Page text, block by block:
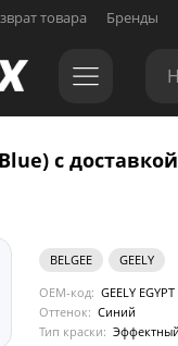
товара Бренды
(Blue) с
BELGEE
GEELY
OEM-код: GEELY
Оттенок: Синий
Тип краски: Эффектный